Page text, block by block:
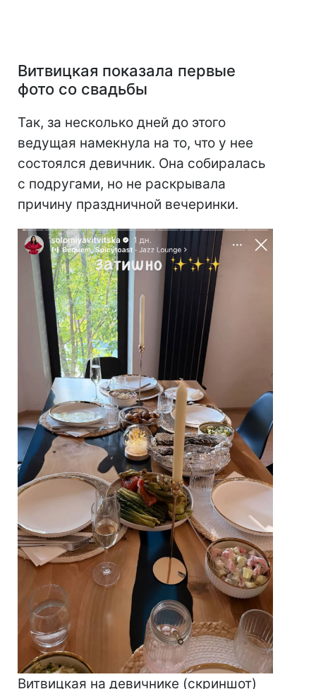
Витвицкая показала первые
фото со свадьбы
Так, за несколько дней до этого
ведущая намекнула на то, что у нее
состоялся девичник. Она собиралась
с подругами, но не раскрывала
причину праздничной вечеринки.
Витвицкая на девичнике (скриншот)